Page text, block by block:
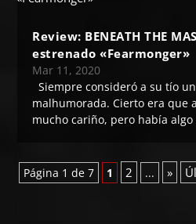
Review: BENEATH THE
estrenado «Fearmonger»
Mar 11, 2020
Siempre consideró a su tío
malhumorada. Cierto era que
mucho cariño, pero había algo
Página 1 de 7 1 2 ... »